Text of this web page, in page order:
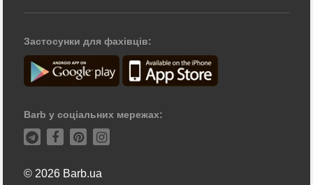
Застосунки для фахівців:
Barb у соціальних мережах:
© 2026 Barb.ua